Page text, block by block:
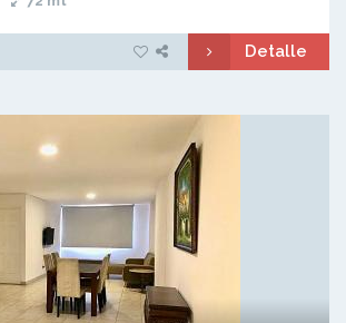
Detalle